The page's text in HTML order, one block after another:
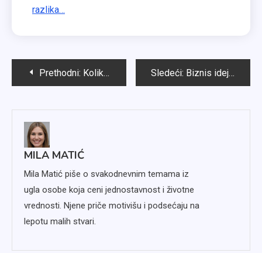
razlika…
Kretanje
Prethodni: Koliko košta renoviranje stana? Primeri i kalkulacija troškova Sledeći: Biznis ideje koje možete započeti sa ulogom manjim od 1000 evra
MILA MATIĆ
Mila Matić piše o svakodnevnim temama iz
ugla osobe koja ceni jednostavnost i životne
vrednosti. Njene priče motivišu i podsećaju na
lepotu malih stvari.